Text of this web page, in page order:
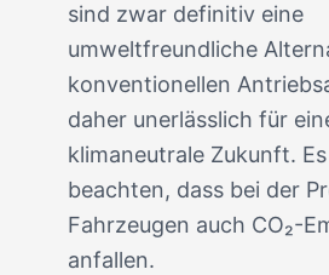
sind zwar definitiv eine
umweltfreundliche
konventionellen
daher unerlässlich für
klimaneutrale Zukunft.
beachten, dass bei der
Fahrzeugen auch CO₂-
anfallen.